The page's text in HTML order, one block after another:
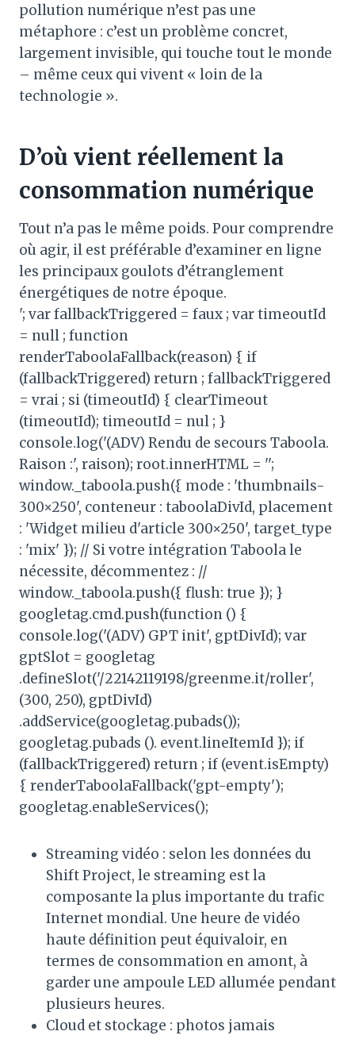
pollution numérique n’est pas une
métaphore : c’est un problème concret,
largement invisible, qui touche tout le monde
– même ceux qui vivent « loin de la
technologie ».
D’où vient réellement la
consommation numérique
Tout n’a pas le même poids. Pour comprendre
où agir, il est préférable d’examiner en ligne
les principaux goulots d’étranglement
énergétiques de notre époque.
'; var fallbackTriggered = faux ; var timeoutId
= null ; function
renderTaboolaFallback(reason) { if
(fallbackTriggered) return ; fallbackTriggered
= vrai ; si (timeoutId) { clearTimeout
(timeoutId); timeoutId = nul ; }
console.log('(ADV) Rendu de secours Taboola.
Raison :', raison); root.innerHTML = '';
window._taboola.push({ mode : 'thumbnails-
300×250', conteneur : taboolaDivId, placement
: 'Widget milieu d'article 300×250', target_type
: 'mix' }); // Si votre intégration Taboola le
nécessite, décommentez : //
window._taboola.push({ flush: true }); }
googletag.cmd.push(function () {
console.log('(ADV) GPT init', gptDivId); var
gptSlot = googletag
.defineSlot('/22142119198/greenme.it/roller',
(300, 250), gptDivId)
.addService(googletag.pubads());
googletag.pubads (). event.lineItemId }); if
(fallbackTriggered) return ; if (event.isEmpty)
{ renderTaboolaFallback('gpt-empty');
googletag.enableServices();
Streaming vidéo : selon les données du
Shift Project, le streaming est la
composante la plus importante du trafic
Internet mondial. Une heure de vidéo
haute définition peut équivaloir, en
termes de consommation en amont, à
garder une ampoule LED allumée pendant
plusieurs heures.
Cloud et stockage : photos jamais